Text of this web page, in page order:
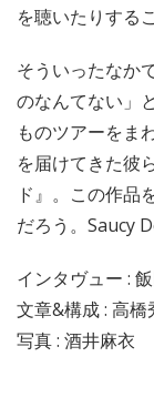
を聴いたりする
そういったなか
のなんてない」
ものツアーをま
を届けてきた彼
ド』。この作品
だろう。Saucy
インタヴュー :
文章&構成 : 高橋
写真 : 酒井麻衣